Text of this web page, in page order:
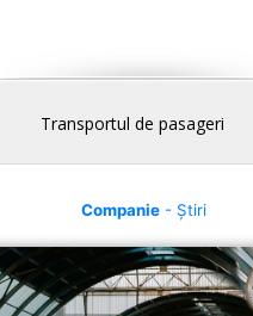
Transportul de pasageri
Companie- Știri